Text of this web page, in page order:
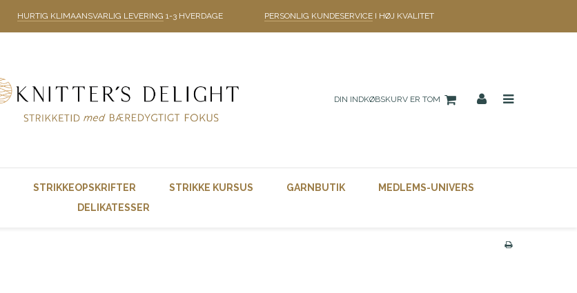
HURTIG KLIMAANSVARLIG LEVERING 1-3 HVERDAGE PERSONLIG KUNDESERVICEI HØJ KVALITET
DIN INDKØBSKURV ER TOM
STRIKKEOPSKRIFTER STRIKKE KURSUS GARNBUTIK
MEDLEMS-UNIVERS
DELIKATESSER